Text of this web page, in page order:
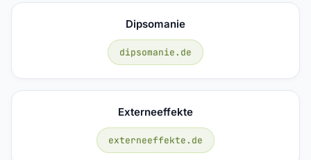
Dipsomanie
dipsomanie.de
Externeeffekte
externeeffekte.de